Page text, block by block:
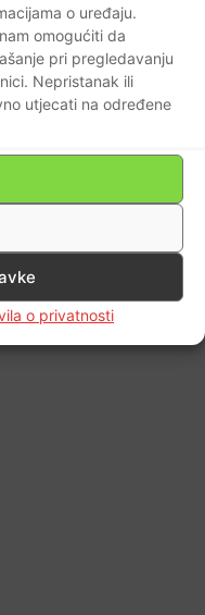
o uređaju.
omogućiti da
pri pregledavanju
Nepristanak ili
utjecati na određene
o privatnosti
Pravila o privatnosti
by TagDiv